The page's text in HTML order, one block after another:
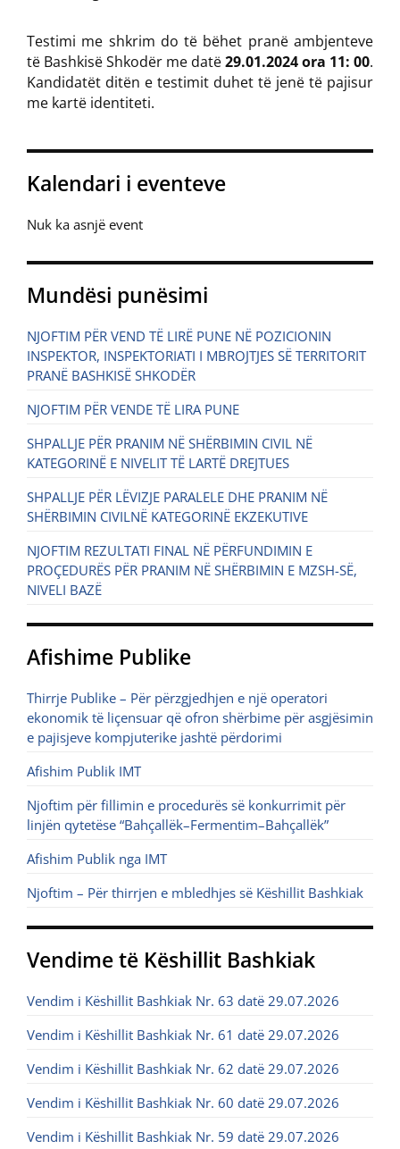
Testimi me shkrim do të bëhet pranë ambjenteve
të Bashkisë Shkodër me datë29.01.2024 ora 11: 00.
Kandidatët ditën e testimit duhet të jenë të pajisur
me kartë identiteti.
Kalendari i eventeve
Nuk ka asnjë event
Mundësi punësimi
NJOFTIM PËR VEND TË LIRË PUNE NË POZICIONIN
INSPEKTOR, INSPEKTORIATI I MBROJTJES SË TERRITORIT
PRANË BASHKISË SHKODËR
NJOFTIM PËR VENDE TË LIRA PUNE
SHPALLJE PËR PRANIM NË SHËRBIMIN CIVIL NË
KATEGORINË E NIVELIT TË LARTË DREJTUES
SHPALLJE PËR LËVIZJE PARALELE DHE PRANIM NË
SHËRBIMIN CIVILNË KATEGORINË EKZEKUTIVE
NJOFTIM REZULTATI FINAL NË PËRFUNDIMIN E
PROÇEDURËS PËR PRANIM NË SHËRBIMIN E MZSH-SË,
NIVELI BAZË
Afishime Publike
Thirrje Publike – Për përzgjedhjen e një operatori
ekonomik të liçensuar që ofron shërbime për asgjësimin
e pajisjeve kompjuterike jashtë përdorimi
Afishim Publik IMT
Njoftim për fillimin e procedurës së konkurrimit për
linjën qytetëse “Bahçallëk–Fermentim–Bahçallëk”
Afishim Publik nga IMT
Njoftim – Për thirrjen e mbledhjes së Këshillit Bashkiak
Vendime të Këshillit Bashkiak
Vendim i Këshillit Bashkiak Nr. 63 datë 29.07.2026
Vendim i Këshillit Bashkiak Nr. 61 datë 29.07.2026
Vendim i Këshillit Bashkiak Nr. 62 datë 29.07.2026
Vendim i Këshillit Bashkiak Nr. 60 datë 29.07.2026
Vendim i Këshillit Bashkiak Nr. 59 datë 29.07.2026